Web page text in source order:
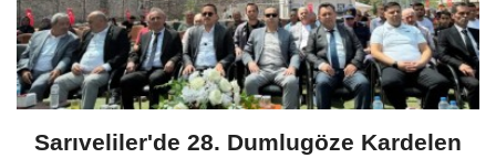
Sarıveliler'de 28. Dumlugöze Kardelen